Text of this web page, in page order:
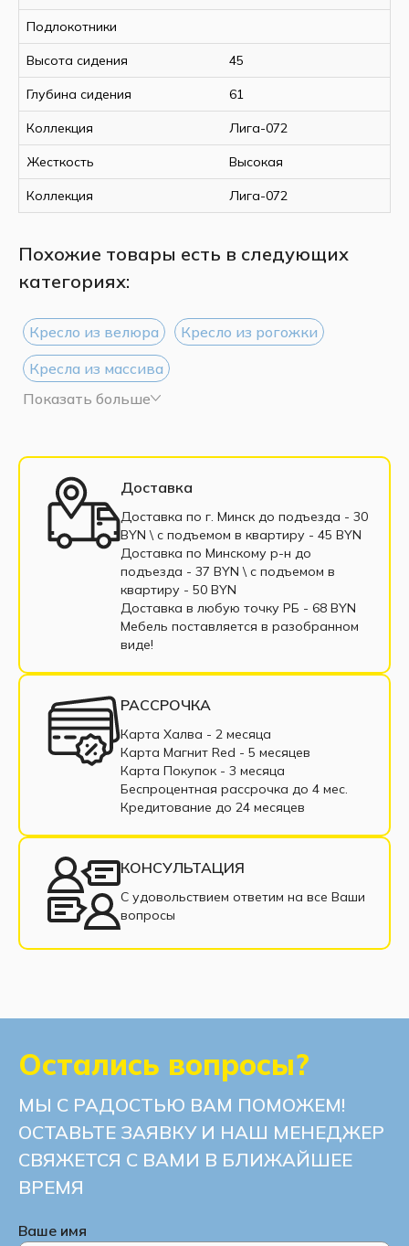
Подлокотники
Высота сидения 45
Глубина сидения 61
Коллекция Лига-072
Жесткость Высокая
Коллекция Лига-072
Похожие товары есть в следующих
категориях:
Кресло из велюра
Кресло из рогожки
Кресла из массива
Кресла с пенополиуретаном
Кресла из экокожи
Черно-белые кресла
Кресло в рассрочку
Кресло без подлокотников
Кресло-кровати
Кресло со спальным местом
Показать больше
Доставка
Доставка по г. Минск до подъезда - 30
BYN \ c подъемом в квартиру - 45 BYN
Доставка по Минскому р-н до
подъезда - 37 BYN \ c подъемом в
квартиру - 50 BYN
Доставка в любую точку РБ - 68 BYN
Мебель поставляется в разобранном
виде!
РАССРОЧКА
Карта Халва - 2 месяца
Карта Магнит Red - 5 месяцев
Карта Покупок - 3 месяца
Беспроцентная рассрочка до 4 мес.
Кредитование до 24 месяцев
КОНСУЛЬТАЦИЯ
С удовольствием ответим на все Ваши
вопросы
Остались вопросы?
МЫ С РАДОСТЬЮ ВАМ ПОМОЖЕМ!
ОСТАВЬТЕ ЗАЯВКУ И НАШ МЕНЕДЖЕР
СВЯЖЕТСЯ С ВАМИ В БЛИЖАЙШЕЕ
ВРЕМЯ
Ваше имя